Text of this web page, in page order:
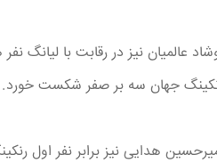
جهان سه بر صفر شکست خورد.
هدایی نیز برابر نفر اول